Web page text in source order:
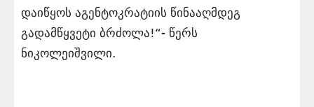
დაიწყოს აგენტოკრატიის წინააღმდეგ
გადამწყვეტი ბრძოლა!“- წერს
ნიკოლეიშვილი.